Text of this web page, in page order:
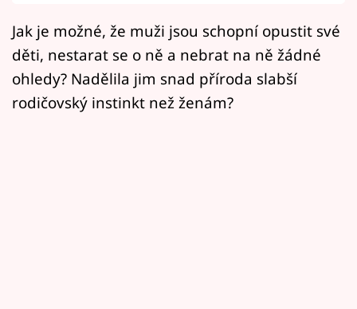
Mámy sobě
Přihlášení
Jak je možné, že muži jsou schopní opustit své
děti, nestarat se o ně a nebrat na ně žádné
ohledy? Nadělila jim snad příroda slabší
rodičovský instinkt než ženám?